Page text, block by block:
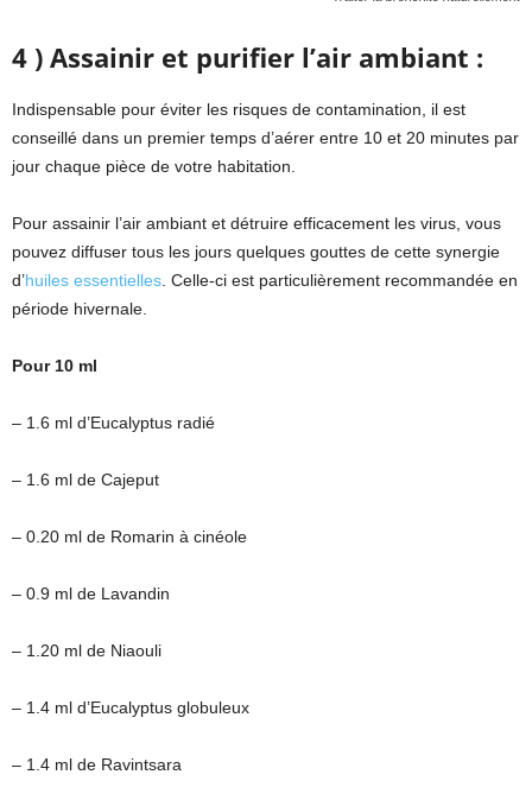
4 ) Assainir et purifier l’air ambiant :
Indispensable pour éviter les risques de contamination, il est
conseillé dans un premier temps d’aérer entre 10 et 20 minutes par
jour chaque pièce de votre habitation.
Pour assainir l’air ambiant et détruire efficacement les virus, vous
pouvez diffuser tous les jours quelques gouttes de cette synergie
d’huiles essentielles . Celle-ci est particulièrement recommandée en
période hivernale.
Pour 10 ml
– 1.6 ml d’Eucalyptus radié
– 1.6 ml de Cajeput
– 0.20 ml de Romarin à cinéole
– 0.9 ml de Lavandin
– 1.20 ml de Niaouli
– 1.4 ml d’Eucalyptus globuleux
– 1.4 ml de Ravintsara